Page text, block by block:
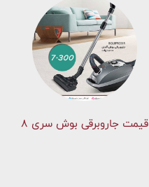
قیمت جاروبرقی بوش سری ۸